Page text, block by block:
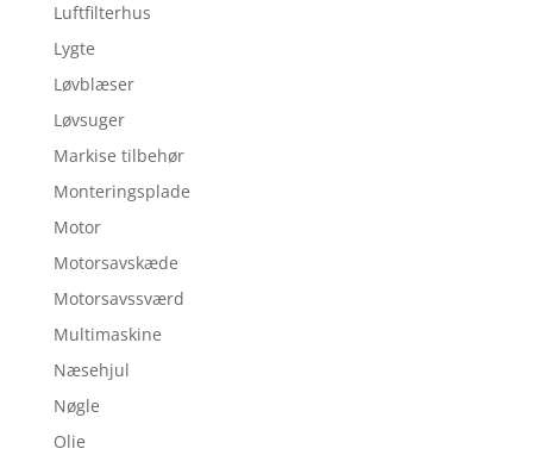
Luftfilterhus
Lygte
Løvblæser
Løvsuger
Markise tilbehør
Monteringsplade
Motor
Motorsavskæde
Motorsavssværd
Multimaskine
Næsehjul
Nøgle
Olie